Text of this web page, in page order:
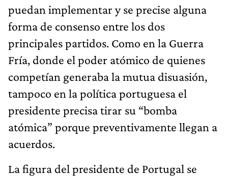
puedan implementar y se precise alguna
forma de consenso entre los dos
principales partidos. Como en la Guerra
Fría, donde el poder atómico de quienes
competían generaba la mutua disuasión,
tampoco en la política portuguesa el
presidente precisa tirar su “bomba
atómica” porque preventivamente llegan a
acuerdos.
La figura del presidente de Portugal se